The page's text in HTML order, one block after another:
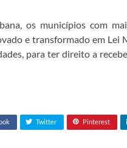
os municípios com
e transformado em Lei
para ter direito a
Twitter Pinterest